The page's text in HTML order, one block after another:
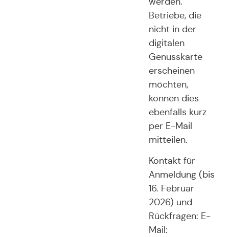
Betriebe, die
nicht in der
digitalen
Genusskarte
erscheinen
möchten,
können dies
ebenfalls kurz
per E-Mail
mitteilen.
Kontakt für
Anmeldung (bis
16. Februar
2026) und
Rückfragen: E-
Mail: